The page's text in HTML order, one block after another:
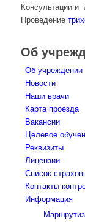
Консультации
Проведение
Об
Об учреждении
Новости
Наши врачи
Карта проезда
Вакансии
Целевое
Реквизиты
Лицензии
Список
Контакты
Информация